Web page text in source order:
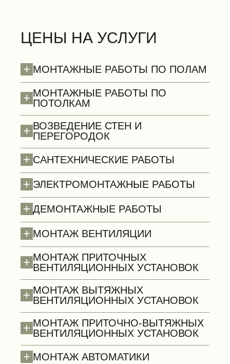
ЦЕНЫ НА УСЛУГИ
+ МОНТАЖНЫЕ РАБОТЫ ПО ПОЛАМ
+ МОНТАЖНЫЕ РАБОТЫ ПО
ПОТОЛКАМ
+ ВОЗВЕДЕНИЕ СТЕН И
ПЕРЕГОРОДОК
+ САНТЕХНИЧЕСКИЕ РАБОТЫ
+ ЭЛЕКТРОМОНТАЖНЫЕ РАБОТЫ
+ ДЕМОНТАЖНЫЕ РАБОТЫ
Полы (демонтаж)
+ МОНТАЖ ВЕНТИЛЯЦИИ
+ МОНТАЖ ПРИТОЧНЫХ
ВЕНТИЛЯЦИОННЫХ УСТАНОВОК
+ МОНТАЖ ВЫТЯЖНЫХ
ВЕНТИЛЯЦИОННЫХ УСТАНОВОК
+ МОНТАЖ ПРИТОЧНО-ВЫТЯЖНЫХ
ВЕНТИЛЯЦИОННЫХ УСТАНОВОК
+ МОНТАЖ АВТОМАТИКИ